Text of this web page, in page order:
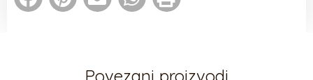
Povezani proizvodi